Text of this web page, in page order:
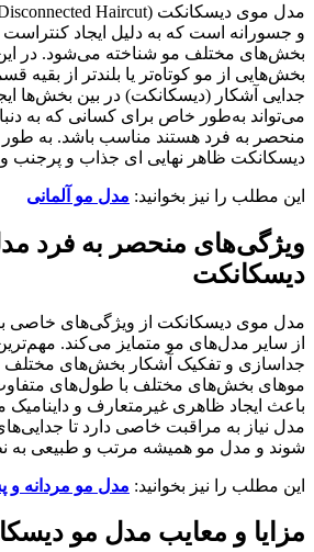
و جسورانه است که به دلیل ایجاد کنتراست
بخش‌های مختلف مو شناخته می‌شود. در
بخش‌هایی از مو کوتاه‌تر یا بلندتر از بقیه
جدایی آشکار (دیسکانکت) در بین بخش‌ها
می‌تواند به‌طور خاص برای کسانی که به
منحصر به فرد هستند مناسب باشد. به
دیسکانکت ظاهر نهایی ای جذاب و
این مطلب را نیز بخوانید: مدل مو آلمانی
ویژگی‌های منحصر به فرد
دیسکانکت
مدل موی دیسکانکت از ویژگی‌های خاصی
از سایر مدل‌های مو متمایز می‌کند.
جداسازی و تفکیک آشکار بخش‌های مختلف
موهای بخش‌های مختلف با طول‌های
باعث ایجاد ظاهری غیرمتعارف و
مدل نیاز به مراقبت خاصی دارد تا
شوند و مدل مو همیشه مرتب و طبیعی به
این مطلب را نیز بخوانید: مدل مو مردانه و
مزایا و معایب مدل مو